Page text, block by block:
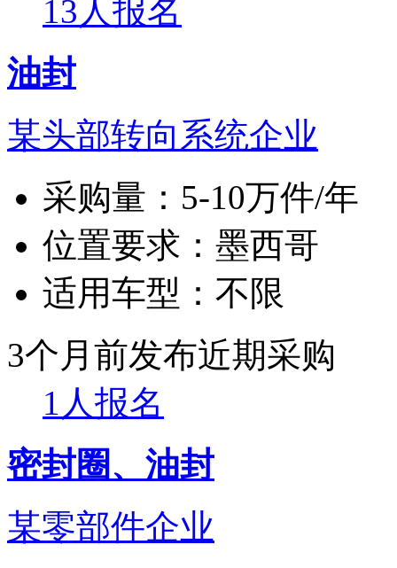
13人报名
油封
某头部转向系统企业
采购量： 5-10万件/年
位置要求： 墨西哥
适用车型： 不限
3个月前发布近期采购
1人报名
密封圈、油封
某零部件企业